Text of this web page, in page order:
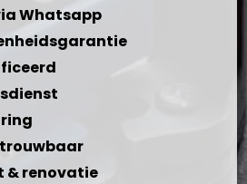
Whatsapp
& renovatie